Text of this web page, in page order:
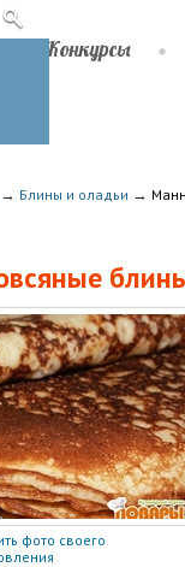
Конкурсы
→ Блины и оладьи →
фото своего